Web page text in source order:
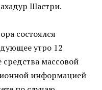
Шастри.
состоялся
утро 12
массовой
информацией